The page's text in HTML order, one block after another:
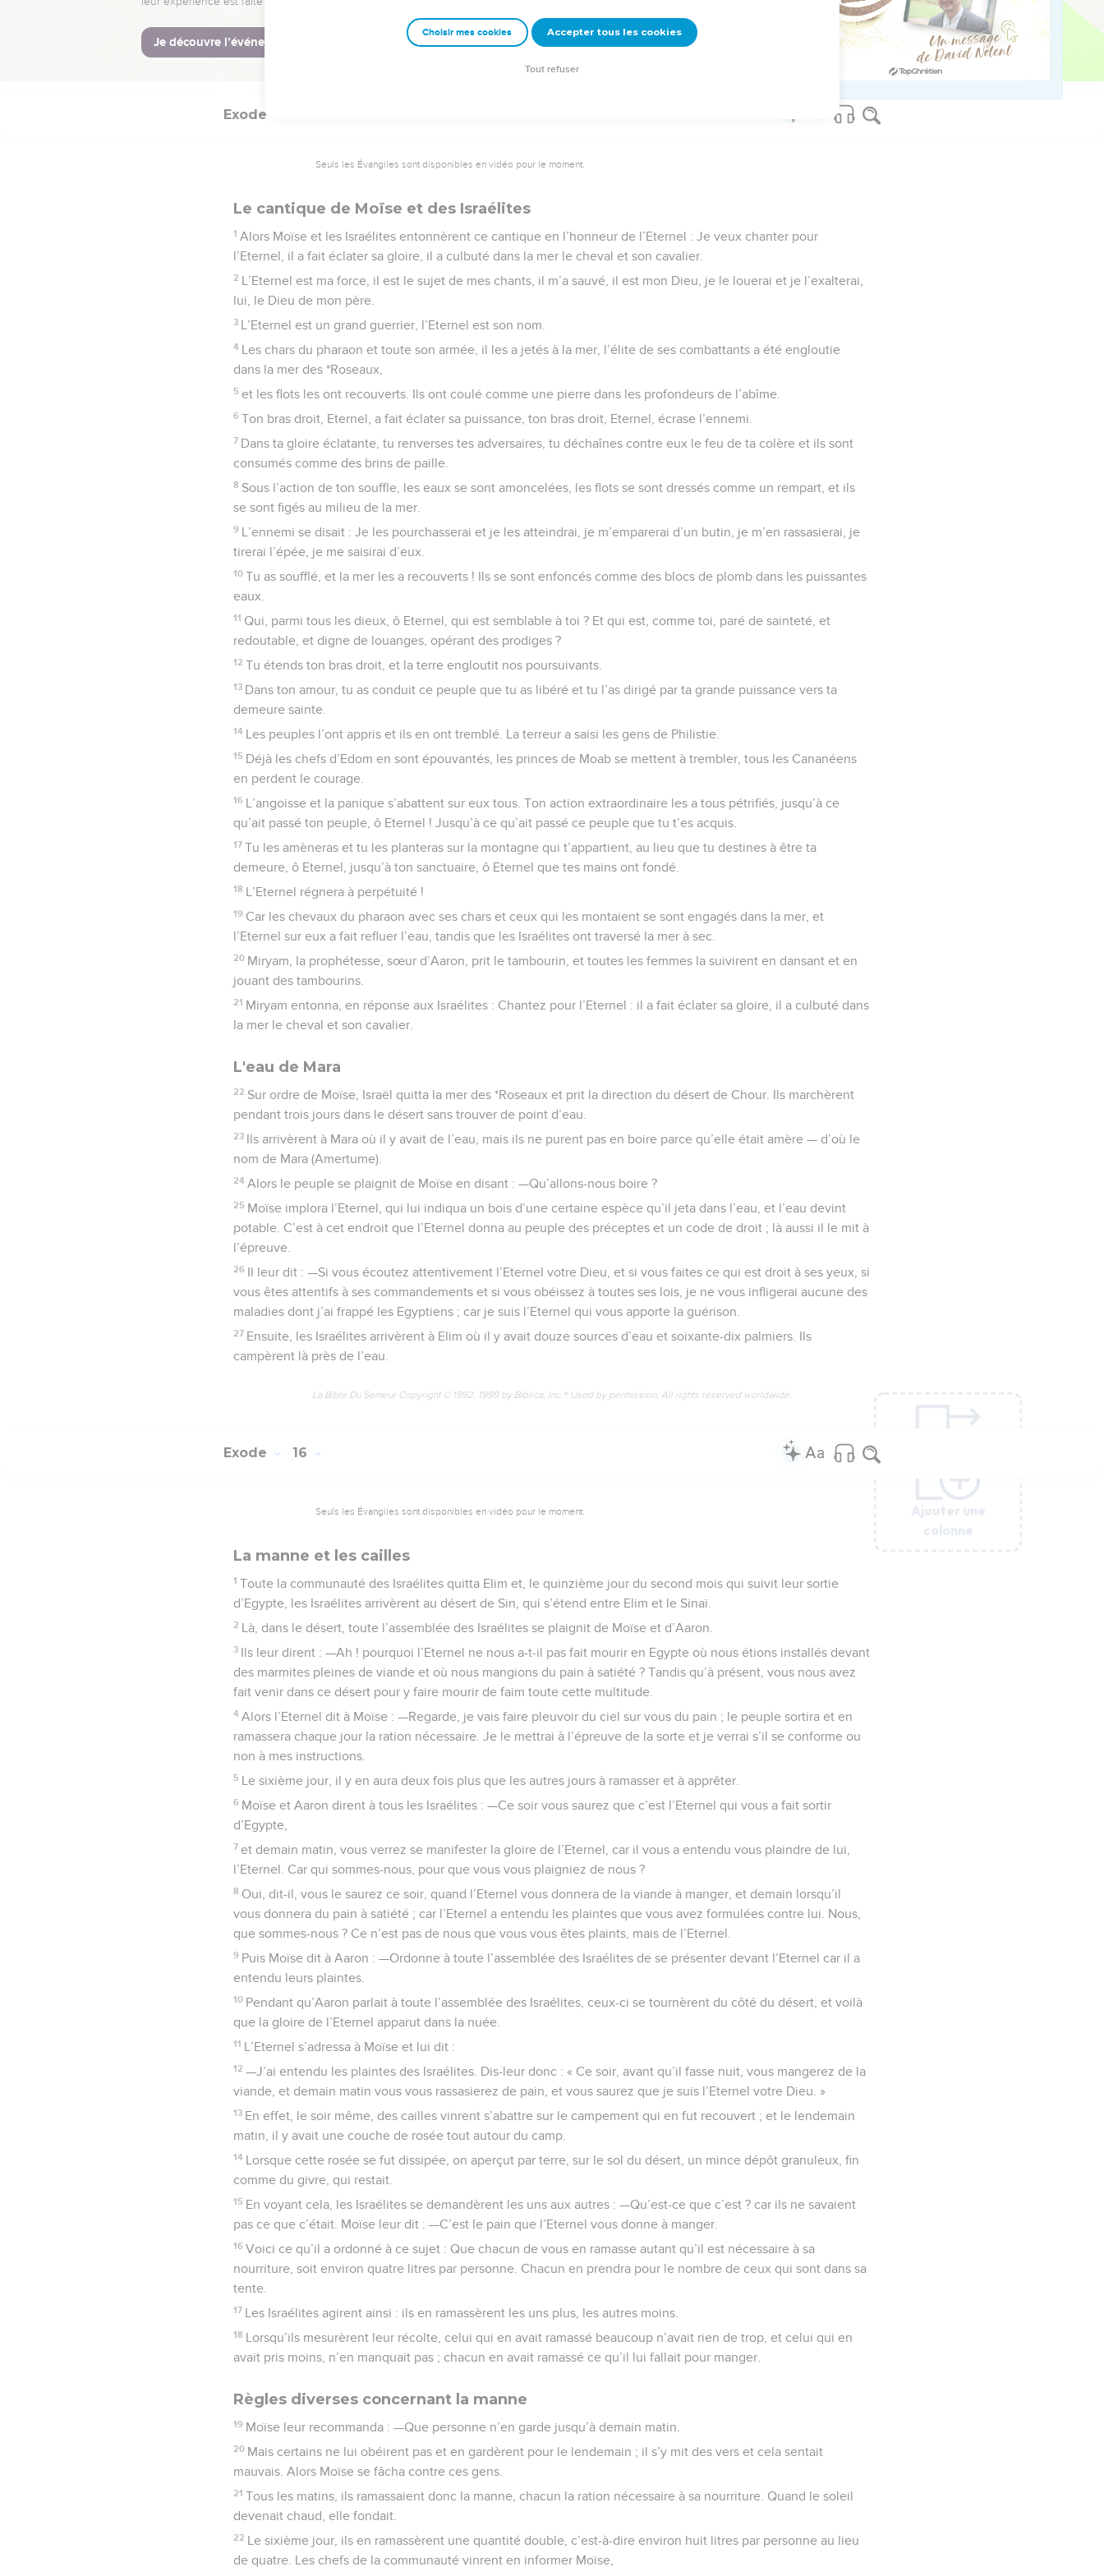
il eut confiance en lui et en Moïse son serviteur.
La Bible Du Semeur Copyright © 1992, 1999 by Biblica, Inc.® Used by permission. All rights reserved worldwide.
Ajouter une
colonne
Exode
Seuls les Évangiles sont disponibles en vidéo pour le moment.
Le cantique de Moïse et des Israélites
1 Alors Moïse et les Israélites entonnèrent ce cantique en l’honneur de l’Eternel : Je veux chanter pour
l’Eternel, il a fait éclater sa gloire, il a culbuté dans la mer le cheval et son cavalier.
2 L’Eternel est ma force, il est le sujet de mes chants, il m’a sauvé, il est mon Dieu, je le louerai et je l’exalterai,
lui, le Dieu de mon père.
3 L’Eternel est un grand guerrier, l’Eternel est son nom.
4 Les chars du pharaon et toute son armée, il les a jetés à la mer, l’élite de ses combattants a été engloutie
dans la mer des *Roseaux,
5 et les flots les ont recouverts. Ils ont coulé comme une pierre dans les profondeurs de l’abîme.
6 Ton bras droit, Eternel, a fait éclater sa puissance, ton bras droit, Eternel, écrase l’ennemi.
7 Dans ta gloire éclatante, tu renverses tes adversaires, tu déchaînes contre eux le feu de ta colère et ils sont
consumés comme des brins de paille.
8 Sous l’action de ton souffle, les eaux se sont amoncelées, les flots se sont dressés comme un rempart, et ils
se sont figés au milieu de la mer.
9 L’ennemi se disait : Je les pourchasserai et je les atteindrai, je m’emparerai d’un butin, je m’en rassasierai, je
tirerai l’épée, je me saisirai d’eux.
10 Tu as soufflé, et la mer les a recouverts ! Ils se sont enfoncés comme des blocs de plomb dans les puissantes
eaux.
11 Qui, parmi tous les dieux, ô Eternel, qui est semblable à toi ? Et qui est, comme toi, paré de sainteté, et
redoutable, et digne de louanges, opérant des prodiges ?
12 Tu étends ton bras droit, et la terre engloutit nos poursuivants.
13 Dans ton amour, tu as conduit ce peuple que tu as libéré et tu l’as dirigé par ta grande puissance vers ta
demeure sainte.
14 Les peuples l’ont appris et ils en ont tremblé. La terreur a saisi les gens de Philistie.
15 Déjà les chefs d’Edom en sont épouvantés, les princes de Moab se mettent à trembler, tous les Cananéens
en perdent le courage.
16 L’angoisse et la panique s’abattent sur eux tous. Ton action extraordinaire les a tous pétrifiés, jusqu’à ce
qu’ait passé ton peuple, ô Eternel ! Jusqu’à ce qu’ait passé ce peuple que tu t’es acquis.
17 Tu les amèneras et tu les planteras sur la montagne qui t’appartient, au lieu que tu destines à être ta
demeure, ô Eternel, jusqu’à ton sanctuaire, ô Eternel que tes mains ont fondé.
18 L’Eternel régnera à perpétuité !
19 Car les chevaux du pharaon avec ses chars et ceux qui les montaient se sont engagés dans la mer, et
l’Eternel sur eux a fait refluer l’eau, tandis que les Israélites ont traversé la mer à sec.
20 Miryam, la prophétesse, sœur d’Aaron, prit le tambourin, et toutes les femmes la suivirent en dansant et en
jouant des tambourins.
21 Miryam entonna, en réponse aux Israélites : Chantez pour l’Eternel : il a fait éclater sa gloire, il a culbuté dans
la mer le cheval et son cavalier.
L'eau de Mara
22 Sur ordre de Moïse, Israël quitta la mer des *Roseaux et prit la direction du désert de Chour. Ils marchèrent
pendant trois jours dans le désert sans trouver de point d’eau.
23 Ils arrivèrent à Mara où il y avait de l’eau, mais ils ne purent pas en boire parce qu’elle était amère — d’où le
nom de Mara (Amertume).
24 Alors le peuple se plaignit de Moïse en disant : —Qu’allons-nous boire ?
25 Moïse implora l’Eternel, qui lui indiqua un bois d’une certaine espèce qu’il jeta dans l’eau, et l’eau devint
potable. C’est à cet endroit que l’Eternel donna au peuple des préceptes et un code de droit ; là aussi il le mit à
l’épreuve.
26 Il leur dit : —Si vous écoutez attentivement l’Eternel votre Dieu, et si vous faites ce qui est droit à ses yeux, si
vous êtes attentifs à ses commandements et si vous obéissez à toutes ses lois, je ne vous infligerai aucune des
maladies dont j’ai frappé les Egyptiens ; car je suis l’Eternel qui vous apporte la guérison.
27 Ensuite, les Israélites arrivèrent à Elim où il y avait douze sources d’eau et soixante-dix palmiers. Ils
campèrent là près de l’eau.
La Bible Du Semeur Copyright © 1992, 1999 by Biblica, Inc.® Used by permission. All rights reserved worldwide.
Ajouter une
colonne
Exode 16
Seuls les Évangiles sont disponibles en vidéo pour le moment.
La manne et les cailles
1 Toute la communauté des Israélites quitta Elim et, le quinzième jour du second mois qui suivit leur sortie
d’Egypte, les Israélites arrivèrent au désert de Sin, qui s’étend entre Elim et le Sinaï.
2 Là, dans le désert, toute l’assemblée des Israélites se plaignit de Moïse et d’Aaron.
3 Ils leur dirent : —Ah ! pourquoi l’Eternel ne nous a-t-il pas fait mourir en Egypte où nous étions installés devant
des marmites pleines de viande et où nous mangions du pain à satiété ? Tandis qu’à présent, vous nous avez
fait venir dans ce désert pour y faire mourir de faim toute cette multitude.
4 Alors l’Eternel dit à Moïse : —Regarde, je vais faire pleuvoir du ciel sur vous du pain ; le peuple sortira et en
ramassera chaque jour la ration nécessaire. Je le mettrai à l’épreuve de la sorte et je verrai s’il se conforme ou
non à mes instructions.
5 Le sixième jour, il y en aura deux fois plus que les autres jours à ramasser et à apprêter.
6 Moïse et Aaron dirent à tous les Israélites : —Ce soir vous saurez que c’est l’Eternel qui vous a fait sortir
d’Egypte,
7 et demain matin, vous verrez se manifester la gloire de l’Eternel, car il vous a entendu vous plaindre de lui,
l’Eternel. Car qui sommes-nous, pour que vous vous plaigniez de nous ?
8 Oui, dit-il, vous le saurez ce soir, quand l’Eternel vous donnera de la viande à manger, et demain lorsqu’il
vous donnera du pain à satiété ; car l’Eternel a entendu les plaintes que vous avez formulées contre lui. Nous,
que sommes-nous ? Ce n’est pas de nous que vous vous êtes plaints, mais de l’Eternel.
9 Puis Moïse dit à Aaron : —Ordonne à toute l’assemblée des Israélites de se présenter devant l’Eternel car il a
entendu leurs plaintes.
10 Pendant qu’Aaron parlait à toute l’assemblée des Israélites, ceux-ci se tournèrent du côté du désert, et voilà
que la gloire de l’Eternel apparut dans la nuée.
11 L’Eternel s’adressa à Moïse et lui dit :
12 —J’ai entendu les plaintes des Israélites. Dis-leur donc : « Ce soir, avant qu’il fasse nuit, vous mangerez de la
viande, et demain matin vous vous rassasierez de pain, et vous saurez que je suis l’Eternel votre Dieu. »
13 En effet, le soir même, des cailles vinrent s’abattre sur le campement qui en fut recouvert ; et le lendemain
matin, il y avait une couche de rosée tout autour du camp.
14 Lorsque cette rosée se fut dissipée, on aperçut par terre, sur le sol du désert, un mince dépôt granuleux, fin
comme du givre, qui restait.
15 En voyant cela, les Israélites se demandèrent les uns aux autres : —Qu’est-ce que c’est ? car ils ne savaient
pas ce que c’était. Moïse leur dit : —C’est le pain que l’Eternel vous donne à manger.
16 Voici ce qu’il a ordonné à ce sujet : Que chacun de vous en ramasse autant qu’il est nécessaire à sa
nourriture, soit environ quatre litres par personne. Chacun en prendra pour le nombre de ceux qui sont dans sa
tente.
17 Les Israélites agirent ainsi : ils en ramassèrent les uns plus, les autres moins.
18 Lorsqu’ils mesurèrent leur récolte, celui qui en avait ramassé beaucoup n’avait rien de trop, et celui qui en
avait pris moins, n’en manquait pas ; chacun en avait ramassé ce qu’il lui fallait pour manger.
Règles diverses concernant la manne
19 Moïse leur recommanda : —Que personne n’en garde jusqu’à demain matin.
20 Mais certains ne lui obéirent pas et en gardèrent pour le lendemain ; il s’y mit des vers et cela sentait
mauvais. Alors Moïse se fâcha contre ces gens.
21 Tous les matins, ils ramassaient donc la manne, chacun la ration nécessaire à sa nourriture. Quand le soleil
devenait chaud, elle fondait.
22 Le sixième jour, ils en ramassèrent une quantité double, c’est-à-dire environ huit litres par personne au lieu
de quatre. Les chefs de la communauté vinrent en informer Moïse,
Ajouter une
colonne
Ajouter une
colonne
Ajouter une
colonne
Ajouter une
colonne
Choisir mes cookies Accepter tous les cookies
Tout refuser